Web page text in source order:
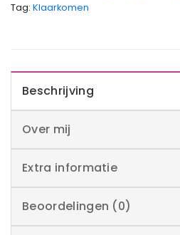
Tag: Klaarkomen
Beschrijving
Over mij
Extra informatie
Beoordelingen (0)